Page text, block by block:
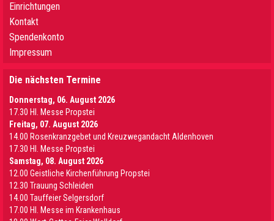
Einrichtungen
Kontakt
Spendenkonto
Impressum
Die nächsten Termine
Donnerstag, 06. August 2026
17.30 Hl. Messe Propstei
Freitag, 07. August 2026
14.00 Rosenkranzgebet und Kreuzwegandacht Aldenhoven
17.30 Hl. Messe Propstei
Samstag, 08. August 2026
12.00 Geistliche Kirchenführung Propstei
12.30 Trauung Schleiden
14.00 Tauffeier Selgersdorf
17.00 Hl. Messe im Krankenhaus